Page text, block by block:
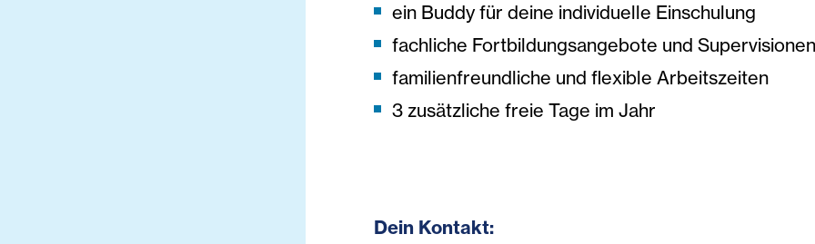
ein Buddy für deine individuelle Einschulung
fachliche Fortbildungsangebote und Supervisionen
familienfreundliche und flexible Arbeitszeiten
3 zusätzliche freie Tage im Jahr
Dein Kontakt: